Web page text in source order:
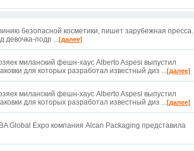
безопасной косметики, пишет зарубежная пресса.
девочка-подр ...[далее]
миланский фешн-хаус Alberto Aspesi выпустил
для которых разработал известный диз ...[далее]
миланский фешн-хаус Alberto Aspesi выпустил
для которых разработал известный диз ...[далее]
Global Expo компания Alcan Packaging представила